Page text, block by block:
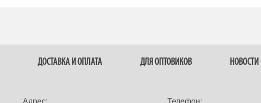
ДОСТАВКА И ОПЛАТА ДЛЯ ОПТОВИКОВ НОВОСТИ